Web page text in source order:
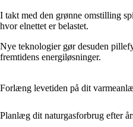
I takt med den grønne omstilling
hvor elnettet er belastet.
Nye teknologier gør desuden
fremtidens energiløsninger.
Forlæng levetiden på dit
Planlæg dit naturgasforbrug efter